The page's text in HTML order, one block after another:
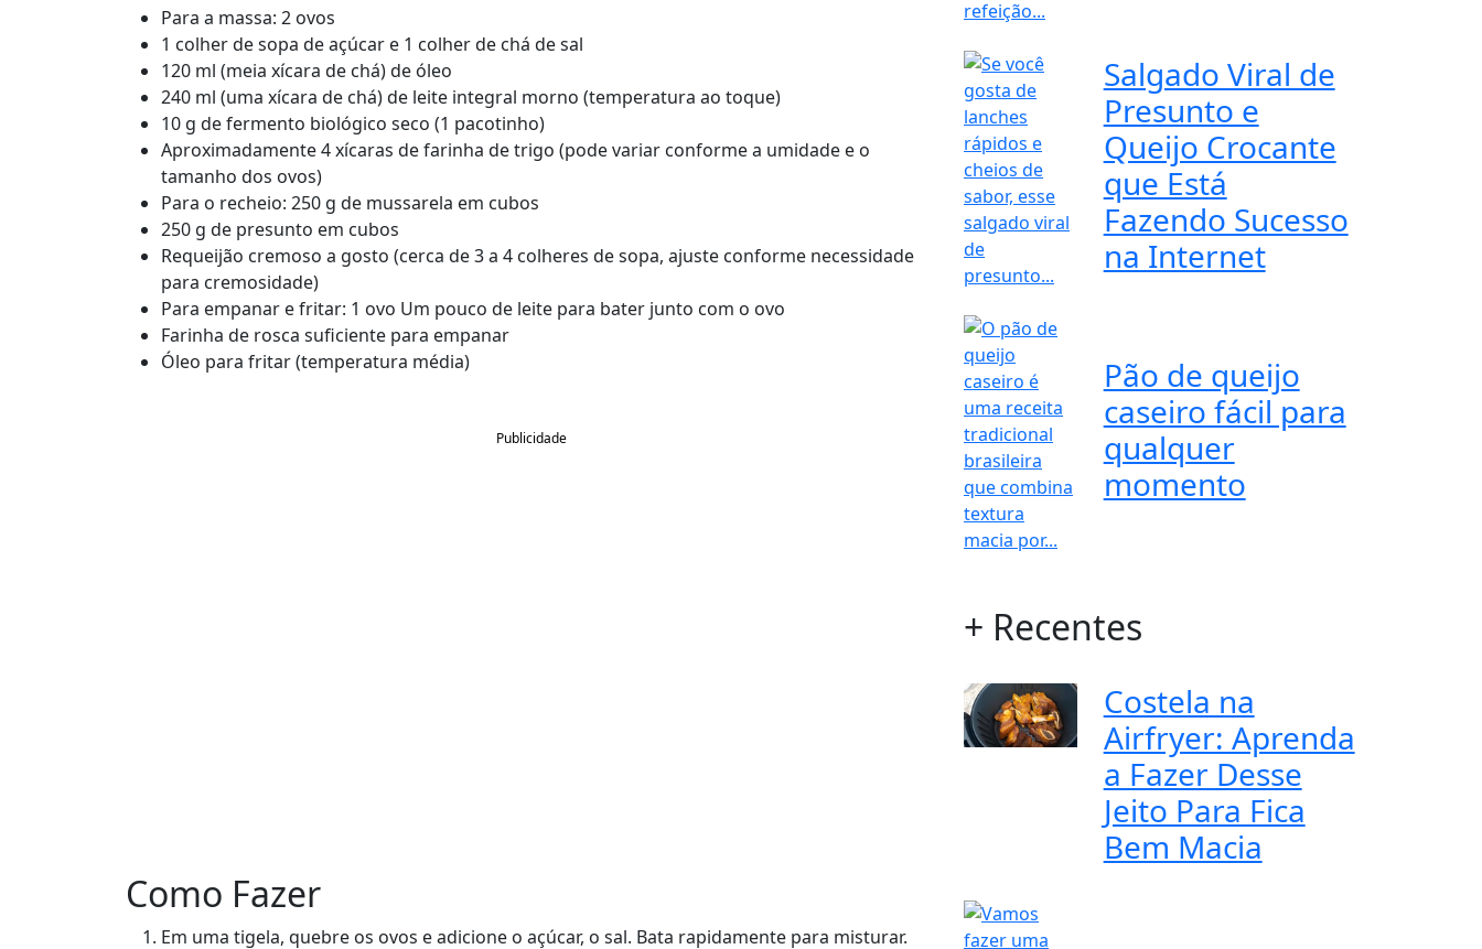
Para a massa: 2 ovos
1 colher de sopa de açúcar e 1 colher de chá de sal
120 ml (meia xícara de chá) de óleo
240 ml (uma xícara de chá) de leite integral morno (temperatura ao toque)
10 g de fermento biológico seco (1 pacotinho)
Aproximadamente 4 xícaras de farinha de trigo (pode variar conforme a umidade e o
tamanho dos ovos)
Para o recheio: 250 g de mussarela em cubos
250 g de presunto em cubos
Requeijão cremoso a gosto (cerca de 3 a 4 colheres de sopa, ajuste conforme necessidade
para cremosidade)
Para empanar e fritar: 1 ovo Um pouco de leite para bater junto com o ovo
Farinha de rosca suficiente para empanar
Óleo para fritar (temperatura média)
Publicidade
Como Fazer
Em uma tigela, quebre os ovos e adicione o açúcar, o sal. Bata rapidamente para misturar.
Salgado Viral de
Presunto e
Queijo Crocante
que Está
Fazendo Sucesso
na Internet
Pão de queijo
caseiro fácil para
qualquer
momento
+ Recentes
Costela na
Airfryer: Aprenda
a Fazer Desse
Jeito Para Fica
Bem Macia